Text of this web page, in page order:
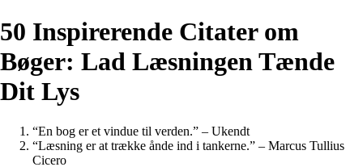
50 Inspirerende Citater om
Bøger: Lad Læsningen Tænde
Dit Lys
“En bog er et vindue til verden.” – Ukendt
“Læsning er at trække ånde ind i tankerne.” – Marcus Tullius
Cicero